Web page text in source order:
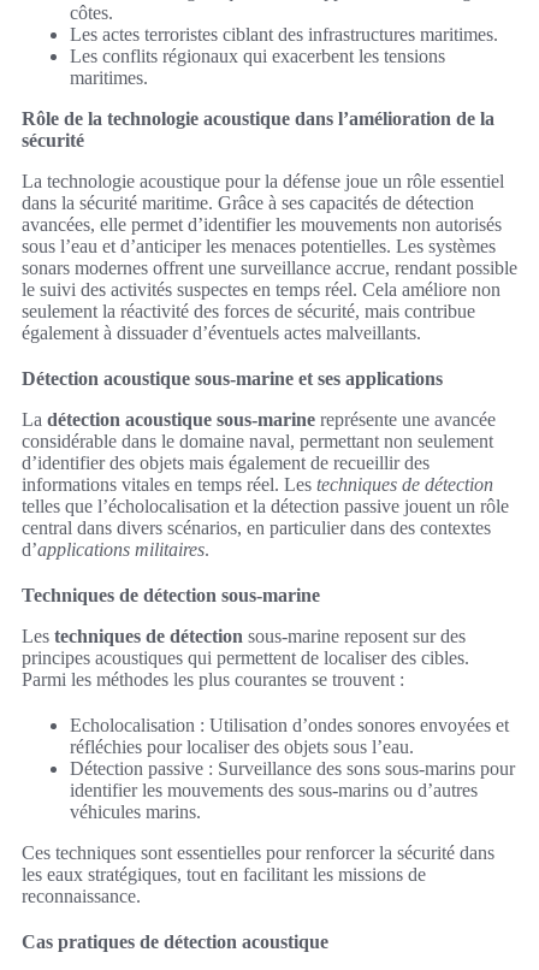
côtes.
Les actes terroristes ciblant des infrastructures maritimes.
Les conflits régionaux qui exacerbent les tensions
maritimes.
Rôle de la technologie acoustique dans l’amélioration de la
sécurité
La technologie acoustique pour la défense joue un rôle essentiel
dans la sécurité maritime. Grâce à ses capacités de détection
avancées, elle permet d’identifier les mouvements non autorisés
sous l’eau et d’anticiper les menaces potentielles. Les systèmes
sonars modernes offrent une surveillance accrue, rendant possible
le suivi des activités suspectes en temps réel. Cela améliore non
seulement la réactivité des forces de sécurité, mais contribue
également à dissuader d’éventuels actes malveillants.
Détection acoustique sous-marine et ses applications
La détection acoustique sous-marine représente une avancée
considérable dans le domaine naval, permettant non seulement
d’identifier des objets mais également de recueillir des
informations vitales en temps réel. Les techniques de détection
telles que l’écholocalisation et la détection passive jouent un rôle
central dans divers scénarios, en particulier dans des contextes
d’applications militaires.
Techniques de détection sous-marine
Les techniques de détection sous-marine reposent sur des
principes acoustiques qui permettent de localiser des cibles.
Parmi les méthodes les plus courantes se trouvent :
Echolocalisation : Utilisation d’ondes sonores envoyées et
réfléchies pour localiser des objets sous l’eau.
Détection passive : Surveillance des sons sous-marins pour
identifier les mouvements des sous-marins ou d’autres
véhicules marins.
Ces techniques sont essentielles pour renforcer la sécurité dans
les eaux stratégiques, tout en facilitant les missions de
reconnaissance.
Cas pratiques de détection acoustique